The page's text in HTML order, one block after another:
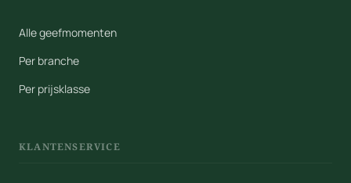
Alle geefmomenten
Per branche
Per prijsklasse
KLANTENSERVICE